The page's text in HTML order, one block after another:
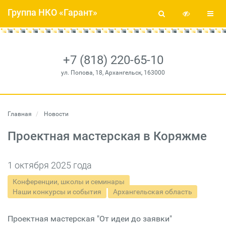
+7 (818) 220-65-10
ул. Попова, 18, Архангельск, 163000
Группа НКО «Гарант»
Главная Новости
Проектная мастерская в Коряжме
1 октября 2025 года
Конференции, школы и семинары
Наши конкурсы и события
Архангельская область
Проектная мастерская "От идеи до заявки"